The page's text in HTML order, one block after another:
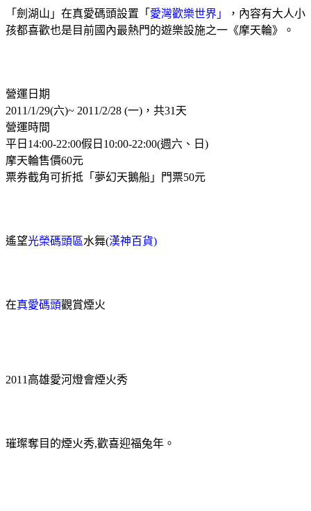
「劍湖山」在真愛碼頭設置「 愛灣歡樂世界」
，內容有大人小
孩都喜歡也是目前國內最熱門的遊樂設施之一《摩天輪》。
營運日期
2011/1/29(六)~ 2011/2/28 (一) ，共31 天
營運時間
平日 14:00-22:00假日 10:00-22:00(週六、日 )
摩天輪售價60元
票券截角可折抵「夢幻天鵝船」門票50元
遙望光榮碼頭區水舞(漢神百貨)
在真愛碼頭觀賞煙火
2011 高雄愛河燈會煙火秀
璀璨奪目的煙火秀,歡喜迎福兔年。